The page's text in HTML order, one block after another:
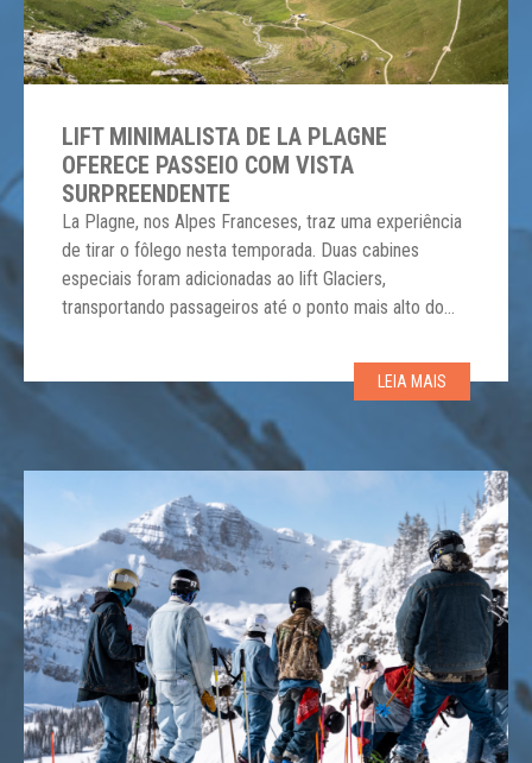
LIFT MINIMALISTA DE LA PLAGNE
OFERECE PASSEIO COM VISTA
SURPREENDENTE
La Plagne, nos Alpes Franceses, traz uma experiência
de tirar o fôlego nesta temporada. Duas cabines
especiais foram adicionadas ao lift Glaciers,
transportando passageiros até o ponto mais alto do
minimalistas e ao ar livre oferecem uma vista
desobstruída da fascinante paisagem alpina,
permitindo que os […]
LEIA MAIS